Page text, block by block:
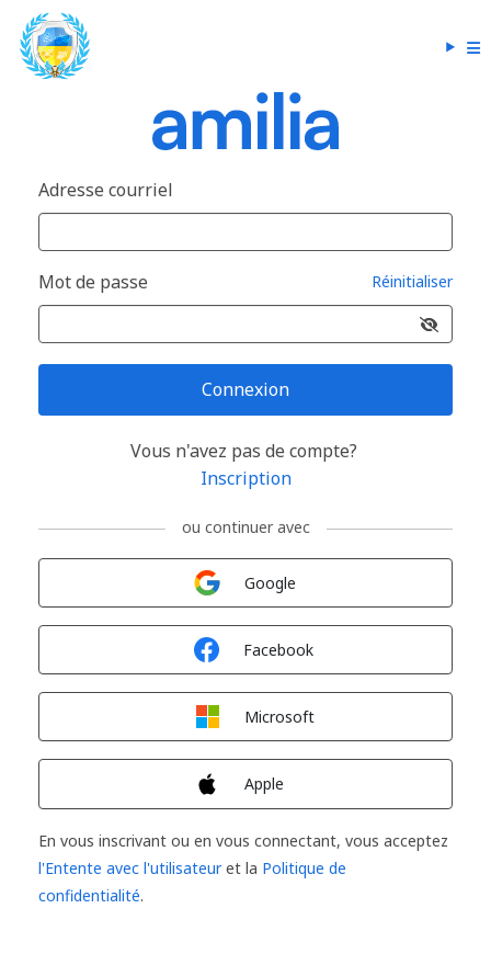
Adresse courriel
Mot de passe Réinitialiser
Connexion
Vous n'avez pas de compte?
Inscription
ou continuer avec
Google
Facebook
Microsoft
Apple
En vous inscrivant ou en vous connectant, vous acceptez
l'Entente avec l'utilisateuret la Politique de
confidentialité.